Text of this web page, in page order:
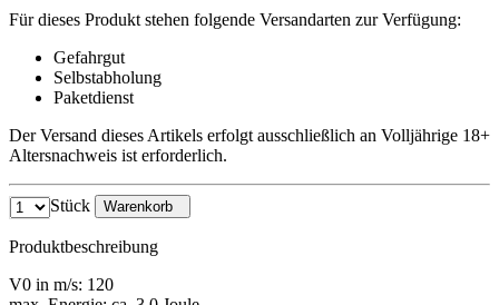
Für dieses Produkt stehen folgende Versandarten zur Verfügung:
Gefahrgut
Selbstabholung
Paketdienst
Der Versand dieses Artikels erfolgt ausschließlich an Volljährige 18+
Altersnachweis ist erforderlich.
Stück Warenkorb
Produktbeschreibung
V0 in m/s: 120